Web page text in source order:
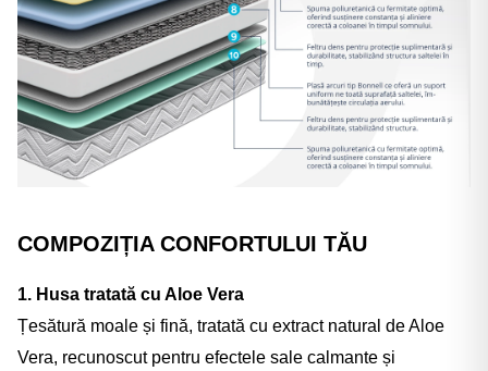
COMPOZIȚIA CONFORTULUI TĂU
1. Husa tratată cu Aloe Vera
Țesătură moale și fină, tratată cu extract natural de Aloe
Vera, recunoscut pentru efectele sale calmante și